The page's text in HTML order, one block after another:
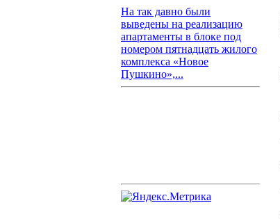
На так давно были
выведены на реализацию
апартаменты в блоке под
номером пятнадцать жилого
комплекса «Новое
Пушкино»,...